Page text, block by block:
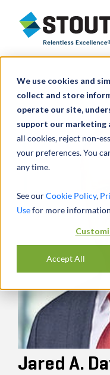
We use cookies and
collect and store
operate our site,
support our marketing
all cookies, reject non-
your preferences. You
any time.
See ourCookie Policy,
Usefor more
Accept All
Stout Relentless
Jared A.